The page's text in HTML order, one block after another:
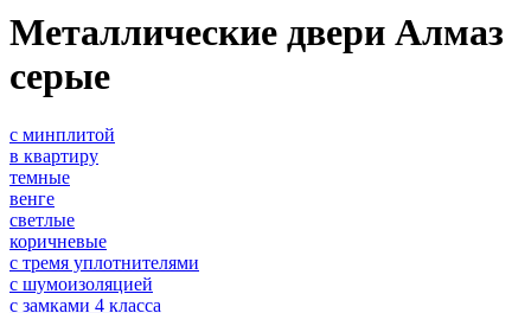
Металлические двери Алмаз
серые
с минплитой
в квартиру
темные
венге
светлые
коричневые
с тремя уплотнителями
с шумоизоляцией
с замками 4 класса